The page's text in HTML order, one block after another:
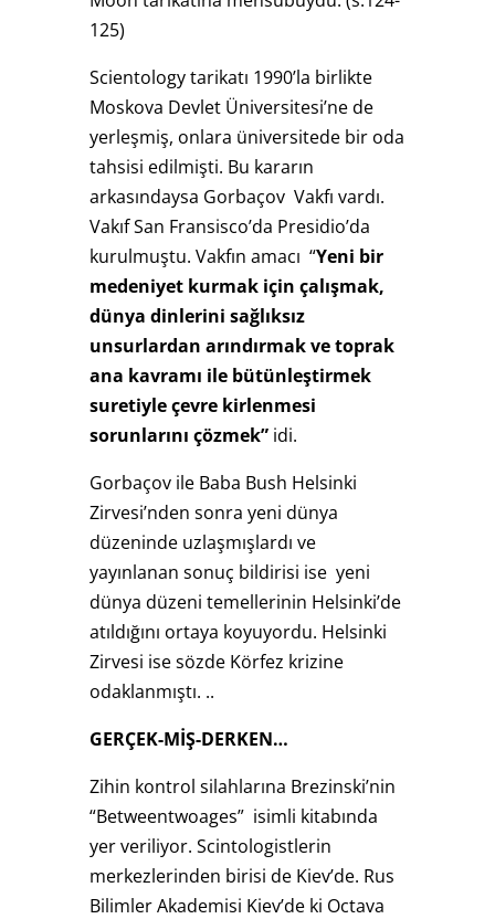
125)
Scientology tarikatı 1990’la birlikte
Moskova Devlet Üniversitesi’ne de
yerleşmiş, onlara üniversitede bir oda
tahsisi edilmişti. Bu kararın
arkasındaysa Gorbaçov Vakfı vardı.
Vakıf San Fransisco’da Presidio’da
kurulmuştu. Vakfın amacı “Yeni bir
medeniyet kurmak için çalışmak,
dünya dinlerini sağlıksız
unsurlardan arındırmak ve toprak
ana kavramı ile bütünleştirmek
suretiyle çevre kirlenmesi
sorunlarını çözmek”idi.
Gorbaçov ile Baba Bush Helsinki
Zirvesi’nden sonra yeni dünya
düzeninde uzlaşmışlardı ve
yayınlanan sonuç bildirisi ise yeni
dünya düzeni temellerinin Helsinki’de
atıldığını ortaya koyuyordu. Helsinki
Zirvesi ise sözde Körfez krizine
odaklanmıştı. ..
GERÇEK-MİŞ-DERKEN…
Zihin kontrol silahlarına Brezinski’nin
“Betweentwoages” isimli kitabında
yer veriliyor. Scintologistlerin
merkezlerinden birisi de Kiev’de. Rus
Bilimler Akademisi Kiev’de ki Octava